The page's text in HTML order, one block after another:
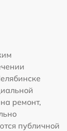
ремонт,
публичной